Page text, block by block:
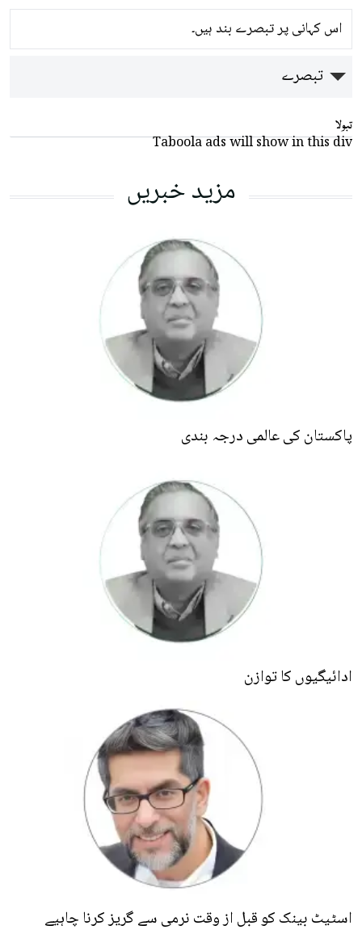
اس کہانی پر تبصرے بند ہیں۔
تبصرے
تبولا
Taboola ads will show in this div
مزید خبریں
پاکستان کی عالمی درجہ بندی
ادائیگیوں کا توازن
اسٹیٹ بینک کو قبل از وقت نرمی سے گریز کرنا چاہیے